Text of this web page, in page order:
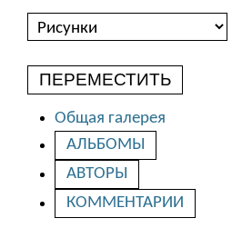
ПЕРЕМЕСТИТЬ
Общая галерея
АЛЬБОМЫ
АВТОРЫ
КОММЕНТАРИИ